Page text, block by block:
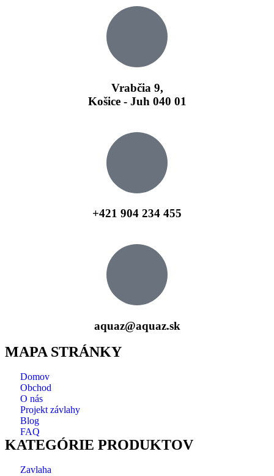
Vrabčia 9,
Košice - Juh 040 01
+421 904 234 455
aquaz@aquaz.sk
MAPA STRÁNKY
Domov
Obchod
O nás
Projekt závlahy
Blog
FAQ
KATEGÓRIE PRODUKTOV
Zavlaha